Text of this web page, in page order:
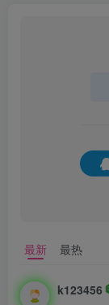
最新 最热
k123456